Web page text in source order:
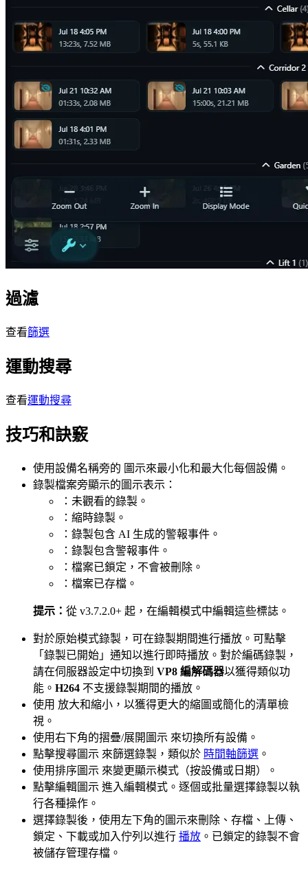
過濾
查看篩選
運動搜尋
查看運動搜尋
技巧和訣竅
使用設備名稱旁的 圖示來最小化和最大化每個設備。
錄製檔案旁顯示的圖示表示：
：未觀看的錄製。
：縮時錄製。
：錄製包含 AI 生成的警報事件。
：錄製包含警報事件。
：檔案已鎖定，不會被刪除。
：檔案已存檔。
提示： 從 v3.7.2.0+ 起，在編輯模式中編輯這些標誌。
對於原始模式錄製，可在錄製期間進行播放。可點擊
「錄製已開始」通知以進行即時播放。對於編碼錄製，
請在伺服器設定中切換到 VP8 編解碼器以獲得類似功
能。 H264 不支援錄製期間的播放。
使用 放大和縮小，以獲得更大的縮圖或簡化的清單檢
視。
使用右下角的摺疊/展開圖示 來切換所有設備。
點擊搜尋圖示 來篩選錄製，類似於 時間軸篩選 。
使用排序圖示 來變更顯示模式（按設備或日期）。
點擊編輯圖示 進入編輯模式。逐個或批量選擇錄製以執
行各種操作。
選擇錄製後，使用左下角的圖示來刪除、存檔、上傳、
鎖定、下載或加入佇列以進行 播放 。已鎖定的錄製不會
被儲存管理存檔。